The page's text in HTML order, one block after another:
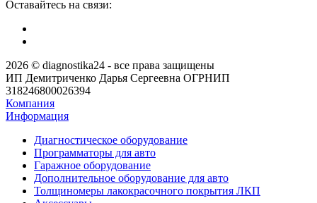
Оставайтесь на связи:
2026 © diagnostika24 - все права защищены
ИП Демитриченко Дарья Сергеевна ОГРНИП
318246800026394
Компания
Информация
Диагностическое оборудование
Программаторы для авто
Гаражное оборудование
Дополнительное оборудование для авто
Толщиномеры лакокрасочного покрытия ЛКП